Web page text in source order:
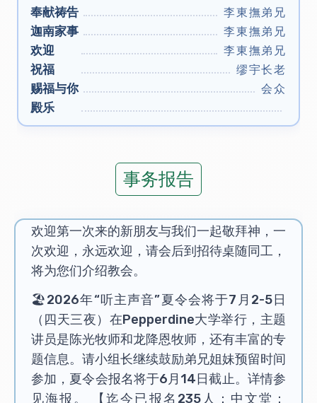
奉献祷告 李東撫弟兄
迦南家事 李東撫弟兄
欢迎 李東撫弟兄
祝福 缪宇长老
赐福与你 会众
殿乐
事务报告
欢迎第一次来的新朋友与我们一起敬拜神，一
次欢迎，永远欢迎，请会后到招待桌随同工，
将为您们介绍教会。
🏖️2026年“听主声音”夏令会将于7月2-5日
（四天三夜）在Pepperdine大学举行，主题
讲员是陈光牧师和龙降恩牧师，还有丰富的专
题信息。请小组长继续鼓励弟兄姐妹预留时间
参加，夏令会报名将于6月14日截止。详情参
见海报。 【迄今已报名235人：中文堂：